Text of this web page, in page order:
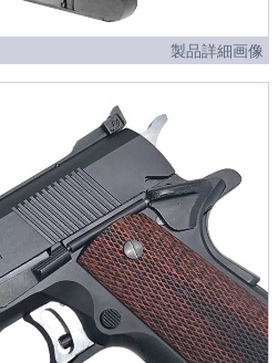
製品詳細画像